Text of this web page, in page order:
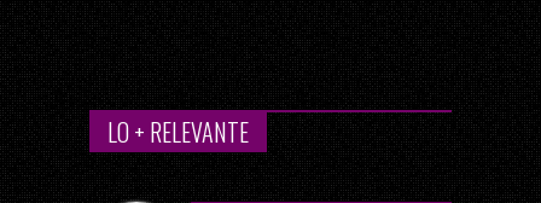
LO + RELEVANTE